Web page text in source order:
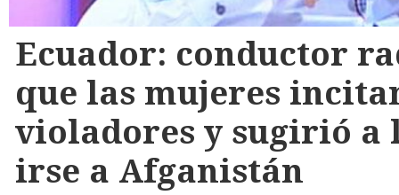
Ecuador: conductor
que las mujeres
violadores y sugirió a
irse a Afganistán